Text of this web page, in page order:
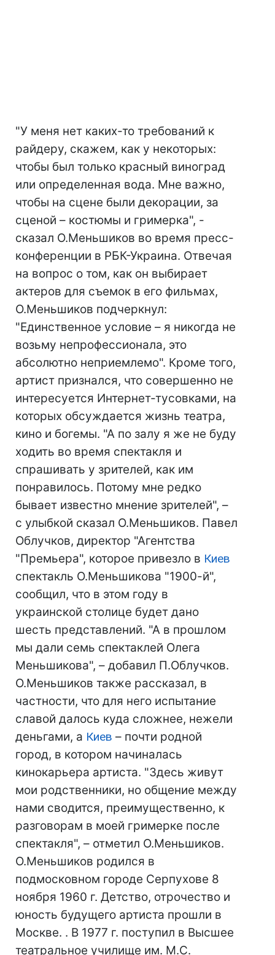
"У меня нет каких-то требований к
райдеру, скажем, как у некоторых:
чтобы был только красный виноград
или определенная вода. Мне важно,
чтобы на сцене были декорации, за
сценой – костюмы и гримерка", -
сказал О.Меньшиков во время пресс-
конференции в РБК-Украина. Отвечая
на вопрос о том, как он выбирает
актеров для съемок в его фильмах,
О.Меньшиков подчеркнул:
"Единственное условие – я никогда не
возьму непрофессионала, это
абсолютно неприемлемо". Кроме того,
артист признался, что совершенно не
интересуется Интернет-тусовками, на
которых обсуждается жизнь театра,
кино и богемы. "А по залу я же не буду
ходить во время спектакля и
спрашивать у зрителей, как им
понравилось. Потому мне редко
бывает известно мнение зрителей", –
с улыбкой сказал О.Меньшиков. Павел
Облучков, директор "Агентства
"Премьера", которое привезло в Киев
спектакль О.Меньшикова "1900-й",
сообщил, что в этом году в
украинской столице будет дано
шесть представлений. "А в прошлом
мы дали семь спектаклей Олега
Меньшикова", – добавил П.Облучков.
О.Меньшиков также рассказал, в
частности, что для него испытание
славой далось куда сложнее, нежели
деньгами, а Киев – почти родной
город, в котором начиналась
кинокарьера артиста. "Здесь живут
мои родственники, но общение между
нами сводится, преимущественно, к
разговорам в моей гримерке после
спектакля", – отметил О.Меньшиков.
О.Меньшиков родился в
подмосковном городе Серпухове 8
ноября 1960 г. Детство, отрочество и
юность будущего артиста прошли в
Москве. . В 1977 г. поступил в Высшее
театральное училище им. М.С.